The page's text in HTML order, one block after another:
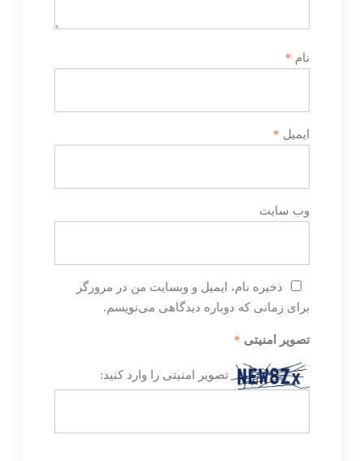
نام *
ایمیل *
وب‌ سایت
ذخیره نام، ایمیل و وبسایت من در مرورگر
برای زمانی که دوباره دیدگاهی می‌نویسم.
تصویر امنیتی *
تصویر امنیتی را وارد کنید: